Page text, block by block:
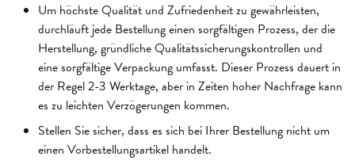
Um höchste Qualität und Zufriedenheit zu gewährleisten,
durchläuft jede Bestellung einen sorgfältigen Prozess, der die
Herstellung, gründliche Qualitätssicherungskontrollen und
eine sorgfältige Verpackung umfasst. Dieser Prozess dauert in
der Regel 2-3 Werktage, aber in Zeiten hoher Nachfrage kann
es zu leichten Verzögerungen kommen.
Stellen Sie sicher, dass es sich bei Ihrer Bestellung nicht um
einen Vorbestellungsartikel handelt.